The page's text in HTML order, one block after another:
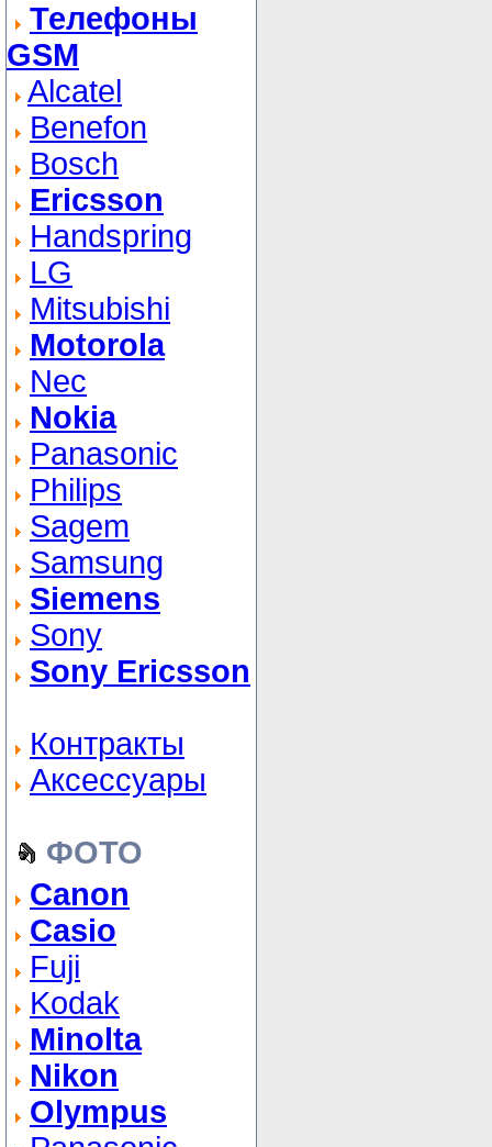
Телефоны
GSM
Alcatel
Benefon
Bosch
Ericsson
Handspring
LG
Mitsubishi
Motorola
Nec
Nokia
Panasonic
Philips
Sagem
Samsung
Siemens
Sony
Sony Ericsson
Контракты
Аксессуары
ФОТО
Canon
Casio
Fuji
Kodak
Minolta
Nikon
Olympus